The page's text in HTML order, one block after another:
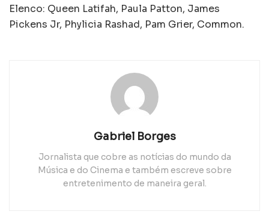
Elenco: Queen Latifah, Paula Patton, James
Pickens Jr, Phylicia Rashad, Pam Grier, Common.
Gabriel Borges
Jornalista que cobre as notícias do mundo da
Música e do Cinema e também escreve sobre
entretenimento de maneira geral.